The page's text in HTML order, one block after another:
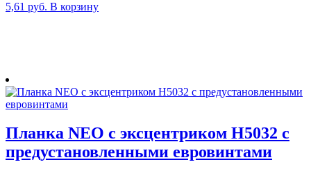
5,61 руб. В корзину
Планка NEO с эксцентриком H5032 с
предустановленными евровинтами